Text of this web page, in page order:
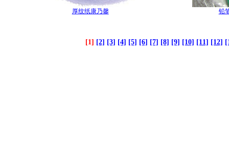
厚纹纸康乃馨 铅
[1] [2] [3] [4] [5] [6] [7] [8] [9] [10] [11] [12]